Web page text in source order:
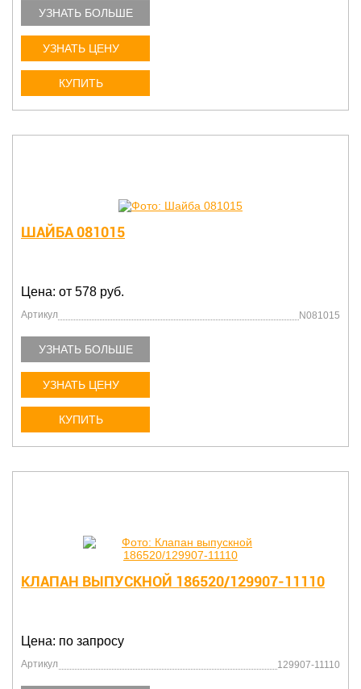
УЗНАТЬ БОЛЬШЕ
УЗНАТЬ ЦЕНУ
КУПИТЬ
ШАЙБА 081015
Цена: от 578 руб.
Артикул N081015
УЗНАТЬ БОЛЬШЕ
УЗНАТЬ ЦЕНУ
КУПИТЬ
КЛАПАН ВЫПУСКНОЙ 186520/129907-11110
Цена: по запросу
Артикул 129907-11110